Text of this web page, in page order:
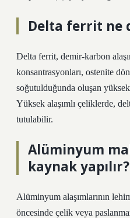
Delta ferrit ne
Delta ferrit, demir-karbon
konsantrasyonları, ostenite
soğutulduğunda oluşan
Yüksek alaşımlı çeliklerde,
tutulabilir.
Alüminyum
kaynak yapılır?
Alüminyum alaşımlarının
öncesinde çelik veya